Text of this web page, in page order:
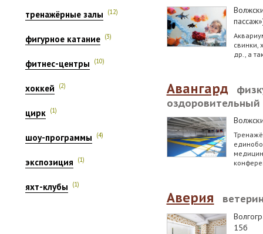
тренажёрные залы (12)
фигурное катание (3)
фитнес-центры (10)
хоккей (2)
цирк (1)
шоу-программы (4)
экспозиция (1)
яхт-клубы (1)
свинки,
др., а
Авангард
оздоровительный
Аверия
15б